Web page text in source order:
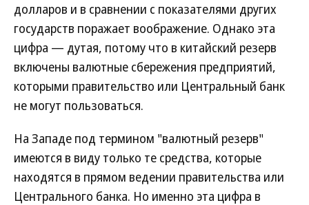
долларов и в сравнении с показателями других
государств поражает воображение. Однако эта
цифра — дутая, потому что в китайский резерв
включены валютные сбережения предприятий,
которыми правительство или Центральный банк
не могут пользоваться.
На Западе под термином "валютный резерв"
имеются в виду только те средства, которые
находятся в прямом ведении правительства или
Центрального банка. Но именно эта цифра в